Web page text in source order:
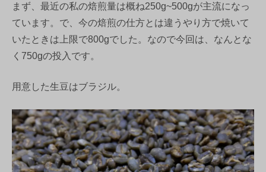
まず、最近の私の焙煎量は概ね250g~500gが主流になっ
ています。で、今の焙煎の仕方とは違うやり方で焼いて
いたときは上限で800gでした。なので今回は、なんとな
く750gの投入です。
用意した生豆はブラジル。